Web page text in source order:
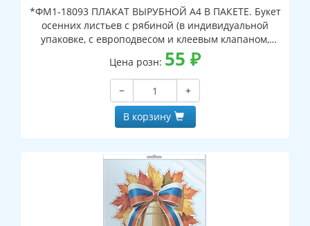
*ФМ1-18093 ПЛАКАТ ВЫРУБНОЙ А4 В ПАКЕТЕ. Букет
осенних листьев с рябиной (в индивидуальной
упаковке, с европодвесом и клеевым клапаном,
двухсторонний, ВД-лак)
Цена розн: 55 ₽
−
+
В корзину